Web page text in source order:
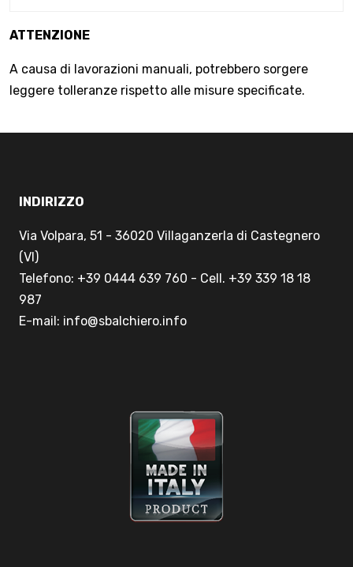
ATTENZIONE
A causa di lavorazioni manuali, potrebbero sorgere
leggere tolleranze rispetto alle misure specificate.
INDIRIZZO
Via Volpara, 51 - 36020 Villaganzerla di Castegnero
(VI)
Telefono: +39 0444 639 760 - Cell. +39 339 18 18
987
E-mail: info@sbalchiero.info